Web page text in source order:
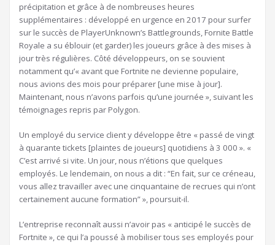
précipitation et grâce à de nombreuses heures
supplémentaires : développé en urgence en 2017 pour surfer
sur le succès de PlayerUnknown’s Battlegrounds, Fornite Battle
Royale a su éblouir (et garder) les joueurs grâce à des mises à
jour très régulières. Côté développeurs, on se souvient
notamment qu’« avant que Fortnite ne devienne populaire,
nous avions des mois pour préparer [une mise à jour].
Maintenant, nous n’avons parfois qu’une journée », suivant les
témoignages repris par Polygon.
Un employé du service client y développe être « passé de vingt
à quarante tickets [plaintes de joueurs] quotidiens à 3 000 ». «
C’est arrivé si vite. Un jour, nous n’étions que quelques
employés. Le lendemain, on nous a dit : “En fait, sur ce créneau,
vous allez travailler avec une cinquantaine de recrues qui n’ont
certainement aucune formation” », poursuit-il.
L’entreprise reconnaît aussi n’avoir pas « anticipé le succès de
Fortnite », ce qui l’a poussé à mobiliser tous ses employés pour